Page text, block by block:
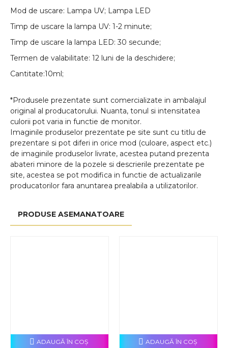
Mod de uscare: Lampa UV; Lampa LED
Timp de uscare la lampa UV: 1-2 minute;
Timp de uscare la lampa LED: 30 secunde;
Termen de valabilitate: 12 luni de la deschidere;
Cantitate:10ml;
*Produsele prezentate sunt comercializate in ambalajul
original al producatorului. Nuanta, tonul si intensitatea
culorii pot varia in functie de monitor.
Imaginile produselor prezentate pe site sunt cu titlu de
prezentare si pot diferi in orice mod (culoare, aspect etc.)
de imaginile produselor livrate, acestea putand prezenta
abateri minore de la pozele si descrierile prezentate pe
site, acestea se pot modifica in functie de actualizarile
producatorilor fara anuntarea prealabila a utilizatorilor.
PRODUSE ASEMANATOARE
ADAUGĂ ÎN COŞ ADAUGĂ ÎN COŞ